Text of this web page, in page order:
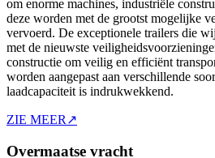
om enorme machines, industriële
deze worden met de grootst mogelijke
vervoerd. De exceptionele trailers die
met de nieuwste
constructie om veilig en efficiënt
worden aangepast aan verschillende
laadcapaciteit is indrukwekkend.
ZIE MEER ↗
Overmaatse vracht